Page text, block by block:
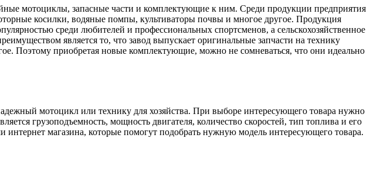
мотоциклы, запасные части и комплектующие к ним. Среди продукции предприятия
косилки, водяные помпы, культиваторы почвы и многое другое. Продукция
среди любителей и профессиональных спортсменов, а сельскохозяйственное
является то, что завод выпускает оригинальные запчасти на технику
Поэтому приобретая новые комплектующие, можно не сомневаться, что они идеально
мотоцикл или технику для хозяйства. При выборе интересующего товара нужно
грузоподъемность, мощность двигателя, количество скоростей, тип топлива и его
магазина, которые помогут подобрать нужную модель интересующего товара.